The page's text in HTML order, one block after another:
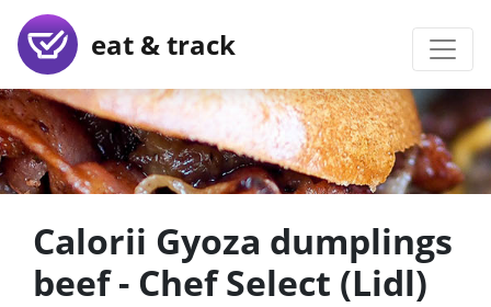
eat & track
Calorii Gyoza dumplings
beef - Chef Select (Lidl)